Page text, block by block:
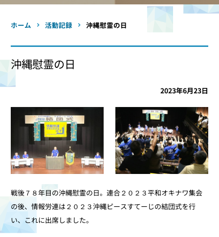
ホーム 活動記録 沖縄慰霊の日
沖縄慰霊の日
2023年6月23日
戦後７８年目の沖縄慰霊の日。連合２０２３平和オキナワ集会
の後、情報労連は２０２３沖縄ピースすてーじの結団式を行
い、これに出席しました。